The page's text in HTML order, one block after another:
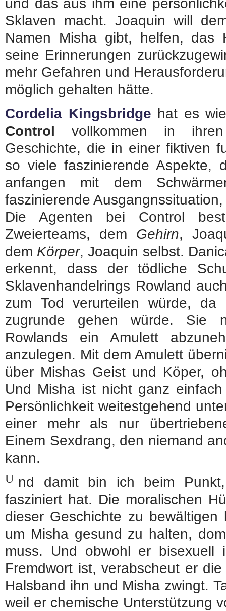
Sklaven macht. Joaquin will
Namen Misha gibt, helfen, das
seine Erinnerungen
mehr Gefahren und
möglich gehalten hätte.
Cordelia Kingsbridge hat es
Control vollkommen in
Geschichte, die in einer fiktiven
so viele faszinierende Aspekte,
anfangen mit dem
faszinierende
Die Agenten bei Control
Zweierteams, dem Gehirn,
dem Körper, Joaquin selbst.
erkennt, dass der tödliche
Sklavenhandelrings Rowland
zum Tod verurteilen würde,
zugrunde gehen würde. Sie
Rowlands ein Amulett
anzulegen. Mit dem Amulett
über Mishas Geist und Köper,
Und Misha ist nicht ganz
Persönlichkeit weitestgehend
einer mehr als nur
Einem Sexdrang, den niemand
kann.
U nd damit bin ich beim
fasziniert hat. Die moralischen
dieser Geschichte zu
um Misha gesund zu halten,
muss. Und obwohl er
Fremdwort ist, verabscheut er
Halsband ihn und Misha zwingt.
weil er chemische Unterstützung